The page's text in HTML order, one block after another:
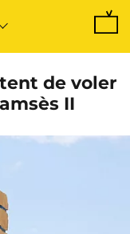
de voler
II